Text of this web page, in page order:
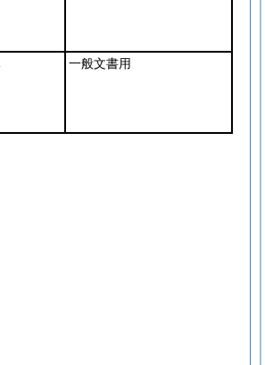
一般文書用